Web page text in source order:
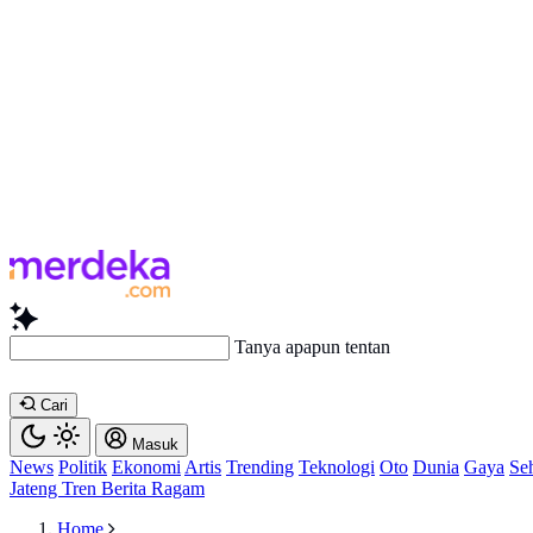
Tanya apapun tentang artikel ini...
Cari
Masuk
News Politik Ekonomi Artis Trending Teknologi Oto Dunia Gaya
Jateng Tren Berita Ragam
Home